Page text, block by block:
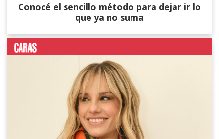
Conocé el sencillo método para dejar ir lo
que ya no suma